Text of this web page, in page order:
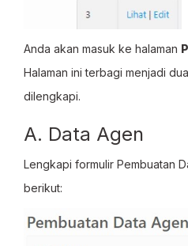
Anda akan masuk ke halaman
Halaman ini terbagi menjadi
dilengkapi.
A. Data Agen
Lengkapi formulir Pembuatan
berikut: